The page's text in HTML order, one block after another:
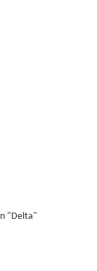
"Delta"